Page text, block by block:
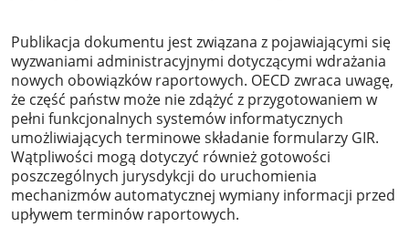
Publikacja dokumentu jest związana z pojawiającymi się
wyzwaniami administracyjnymi dotyczącymi wdrażania
nowych obowiązków raportowych. OECD zwraca uwagę,
że część państw może nie zdążyć z przygotowaniem w
pełni funkcjonalnych systemów informatycznych
umożliwiających terminowe składanie formularzy GIR.
Wątpliwości mogą dotyczyć również gotowości
poszczególnych jurysdykcji do uruchomienia
mechanizmów automatycznej wymiany informacji przed
upływem terminów raportowych.